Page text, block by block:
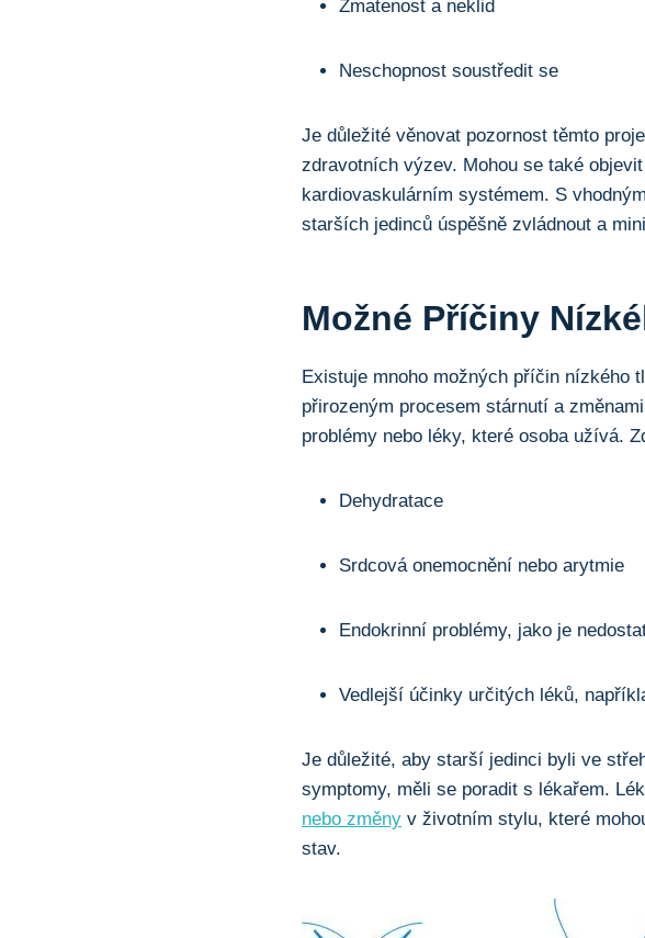
Zmatenost a neklid
Neschopnost soustředit se
Je důležité věnovat pozornost těmto
zdravotních výzev. Mohou se také
kardiovaskulárním systémem. S
starších jedinců úspěšně zvládnout a
Možné Příčiny
Existuje mnoho možných příčin nízkého
přirozeným procesem stárnutí a
problémy nebo léky, které osoba užívá.
Dehydratace
Srdcová onemocnění nebo arytmie
Endokrinní problémy, jako je
Vedlejší účinky určitých léků,
Je důležité, aby starší jedinci byli ve
symptomy, měli se poradit s lékařem.
nebo změny v životním stylu, které
stav.